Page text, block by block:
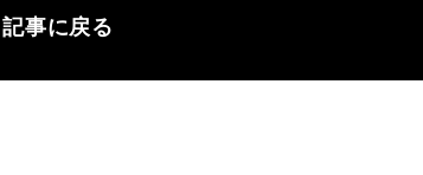
記事に戻る